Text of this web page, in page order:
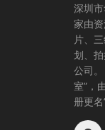
深圳
家由
片、
划、
公司
室”，
册更